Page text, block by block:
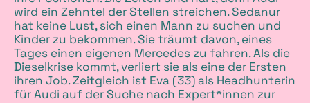
wird ein Zehntel der Stellen streichen. Sedanur
hat keine Lust, sich einen Mann zu suchen und
Kinder zu bekommen. Sie träumt davon, eines
Tages einen eigenen Mercedes zu fahren. Als die
Dieselkrise kommt, verliert sie als eine der Ersten
ihren Job. Zeitgleich ist Eva (33) als Headhunterin
für Audi auf der Suche nach Expert*innen zur